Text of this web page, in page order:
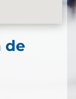
de